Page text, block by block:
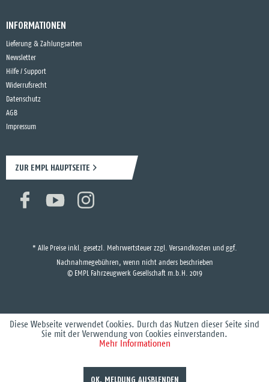
INFORMATIONEN
Lieferung & Zahlungsarten
Newsletter
Hilfe / Support
Widerrufsrecht
Datenschutz
AGB
Impressum
ZUR EMPL HAUPTSEITE
* Alle Preise inkl. gesetzl. Mehrwertsteuer zzgl. Versandkosten und ggf.
Nachnahmegebühren, wenn nicht anders beschrieben
© EMPL Fahrzeugwerk Gesellschaft m.b.H. 2019
Diese Webseite verwendet Cookies. Durch das Nutzen dieser Seite sind
Sie mit der Verwendung von Cookies einverstanden.
Mehr Informationen
OK, MELDUNG AUSBLENDEN